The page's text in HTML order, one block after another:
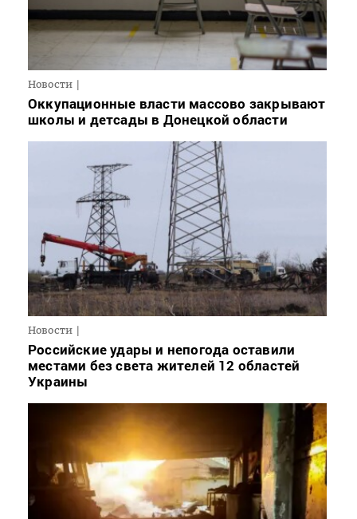
Новости
Оккупационные власти массово закрывают
школы и детсады в Донецкой области
Новости
Российские удары и непогода оставили
местами без света жителей 12 областей
Украины